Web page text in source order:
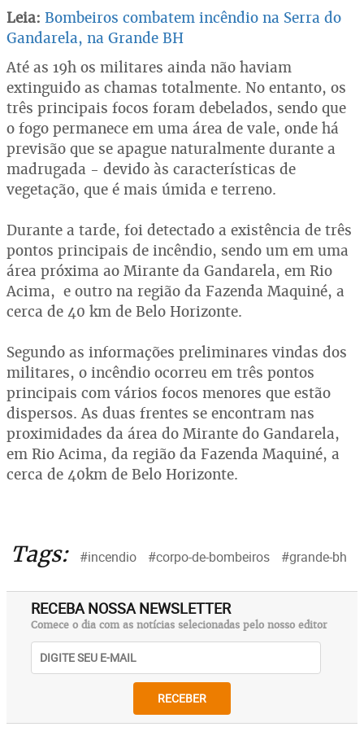
Leia: Bombeiros combatem incêndio na Serra do
Gandarela, na Grande BH
Até as 19h os militares ainda não haviam
extinguido as chamas totalmente. No entanto, os
três principais focos foram debelados, sendo que
o fogo permanece em uma área de vale, onde há
previsão que se apague naturalmente durante a
madrugada - devido às características de
vegetação, que é mais úmida e terreno.
Durante a tarde, foi detectado a existência de três
pontos principais de incêndio, sendo um em uma
área próxima ao Mirante da Gandarela, em Rio
Acima, e outro na região da Fazenda Maquiné, a
cerca de 40 km de Belo Horizonte.
Segundo as informações preliminares vindas dos
militares, o incêndio ocorreu em três pontos
principais com vários focos menores que estão
dispersos. As duas frentes se encontram nas
proximidades da área do Mirante do Gandarela,
em Rio Acima, da região da Fazenda Maquiné, a
cerca de 40km de Belo Horizonte.
Tags: #incendio #corpo-de-bombeiros #grande-bh
RECEBA NOSSA NEWSLETTER
Comece o dia com as notícias selecionadas pelo nosso editor
RECEBER